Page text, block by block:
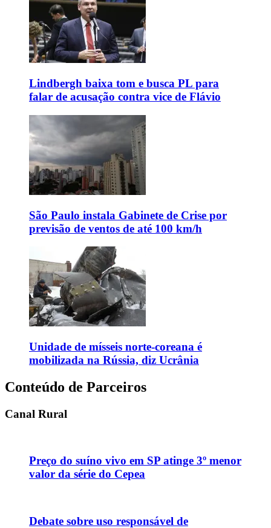
Lindbergh baixa tom e busca PL para
falar de acusação contra vice de Flávio
São Paulo instala Gabinete de Crise por
previsão de ventos de até 100 km/h
Unidade de mísseis norte-coreana é
mobilizada na Rússia, diz Ucrânia
Conteúdo de Parceiros
Canal Rural
Preço do suíno vivo em SP atinge 3º menor
valor da série do Cepea
Debate sobre uso responsável de